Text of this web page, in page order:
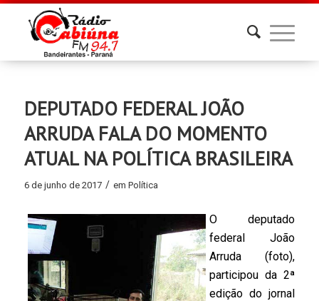
DEPUTADO FEDERAL JOÃO
ARRUDA FALA DO MOMENTO
ATUAL NA POLÍTICA BRASILEIRA
6 de junho de 2017 / em Política
O deputado
federal João
Arruda (foto),
participou da 2ª
edição do jornal